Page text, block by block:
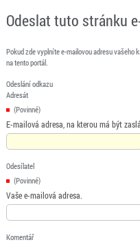
Odeslat tuto stránku
Pokud zde vyplníte e-mailovou adresu vašeho
na tento portál.
Odeslání odkazu
Adresát
(Povinné)
E-mailová adresa, na kterou má být
Odesílatel
(Povinné)
Vaše e-mailová adresa.
Komentář